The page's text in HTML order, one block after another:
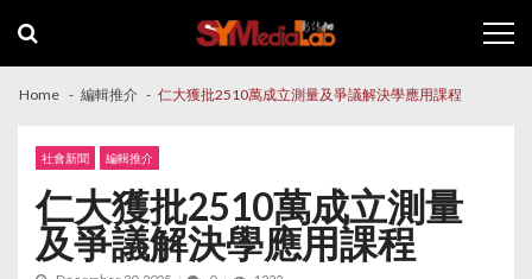
navigation
content
Home 編輯推介 仁大獲批2510萬成立測量及爭議解決學應用課程
社會新聞 編輯推介
仁大獲批2510萬成立測量
及爭議解決學應用課程